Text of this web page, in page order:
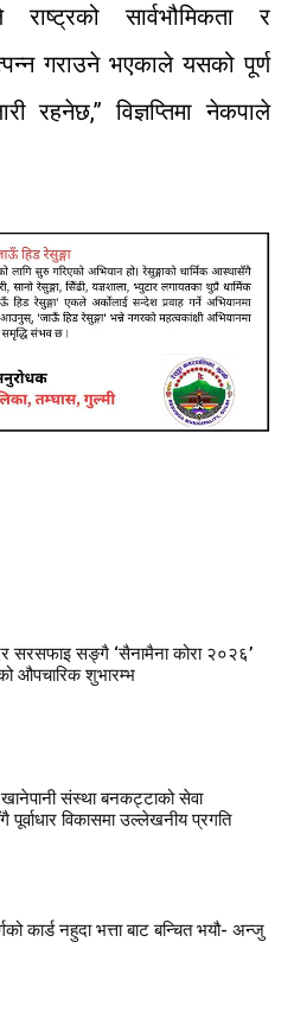
राष्ट्रको सार्वभौमिकता
र
गराउने भएकाले यसको पूर्ण
रहनेछ,” विज्ञप्तिमा नेकपाले
सरसफाइ सङ्गै ‘सैनामैना कोरा २०२६’
औपचारिक शुभारम्भ
संस्था बनकट्टाको सेवा
पूर्वाधार विकासमा उल्लेखनीय प्रगति
कार्ड नहुदा भत्ता बाट बन्चित भयौ- अन्जु